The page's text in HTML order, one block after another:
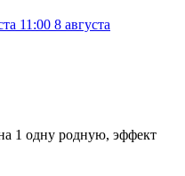
11:00 8 августа
1 одну родную, эффект